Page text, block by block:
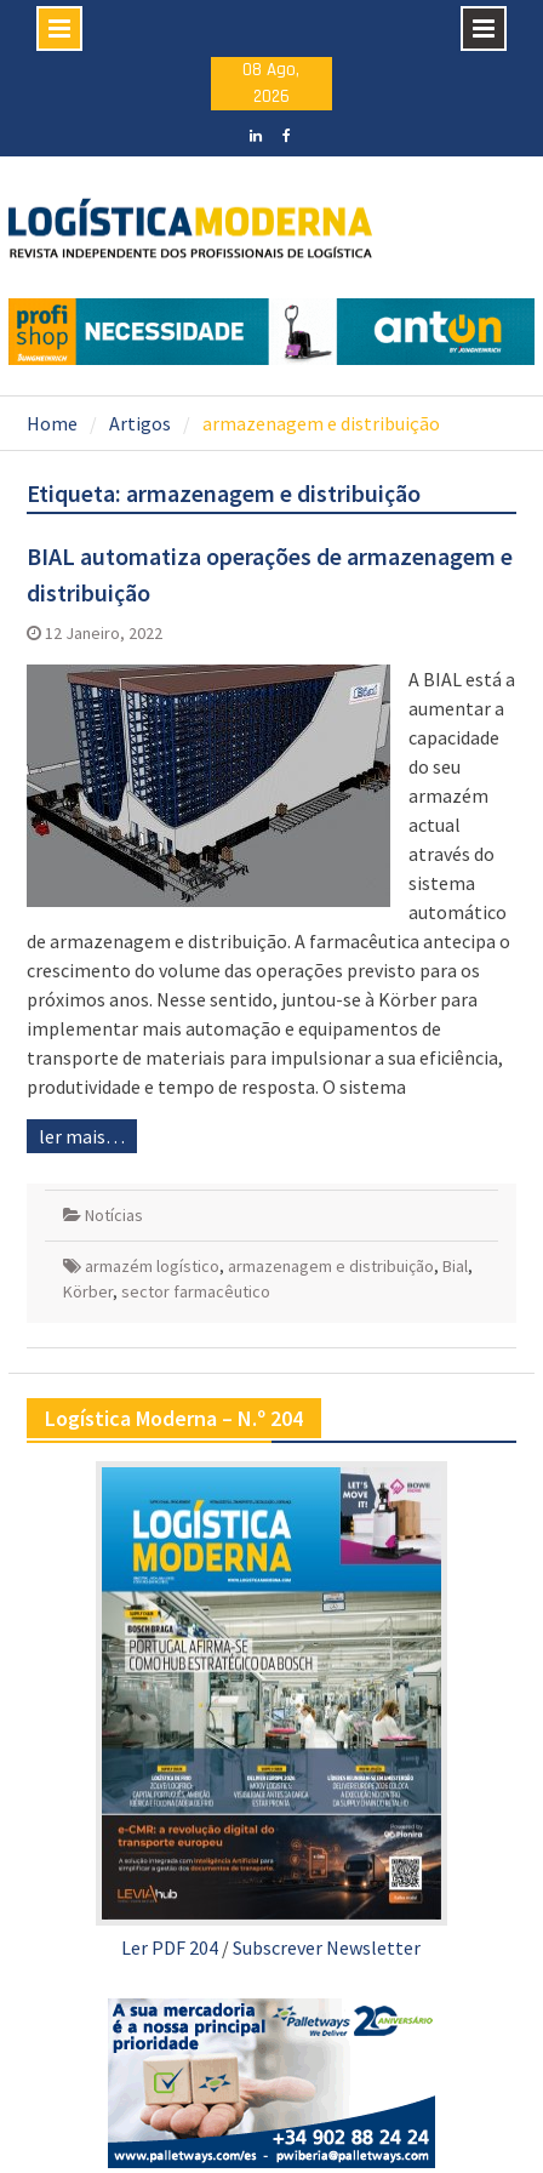
08 Ago,
2026
Home Artigos armazenagem e distribuição
Etiqueta: armazenagem e distribuição
BIAL automatiza operações de armazenagem e
distribuição
12 Janeiro, 2022
A BIAL está a
aumentar a
capacidade
do seu
armazém
actual
através do
sistema
automático
de armazenagem e distribuição. A farmacêutica antecipa o
crescimento do volume das operações previsto para os
próximos anos. Nesse sentido, juntou-se à Körber para
implementar mais automação e equipamentos de
transporte de materiais para impulsionar a sua eficiência,
produtividade e tempo de resposta. O sistema
ler mais…
Notícias
armazém logístico, armazenagem e distribuição, Bial,
Körber, sector farmacêutico
Logística Moderna – N.º 204
Ler PDF 204 /Subscrever Newsletter